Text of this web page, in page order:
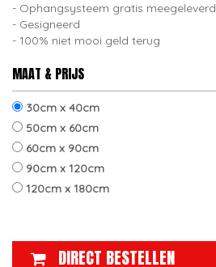
Ophangsysteem gratis meegeleverd
Gesigneerd
100% niet mooi geld terug
MAAT & PRIJS
30cm x 40cm
50cm x 60cm
60cm x 90cm
90cm x 120cm
120cm x 180cm
DIRECT BESTELLEN